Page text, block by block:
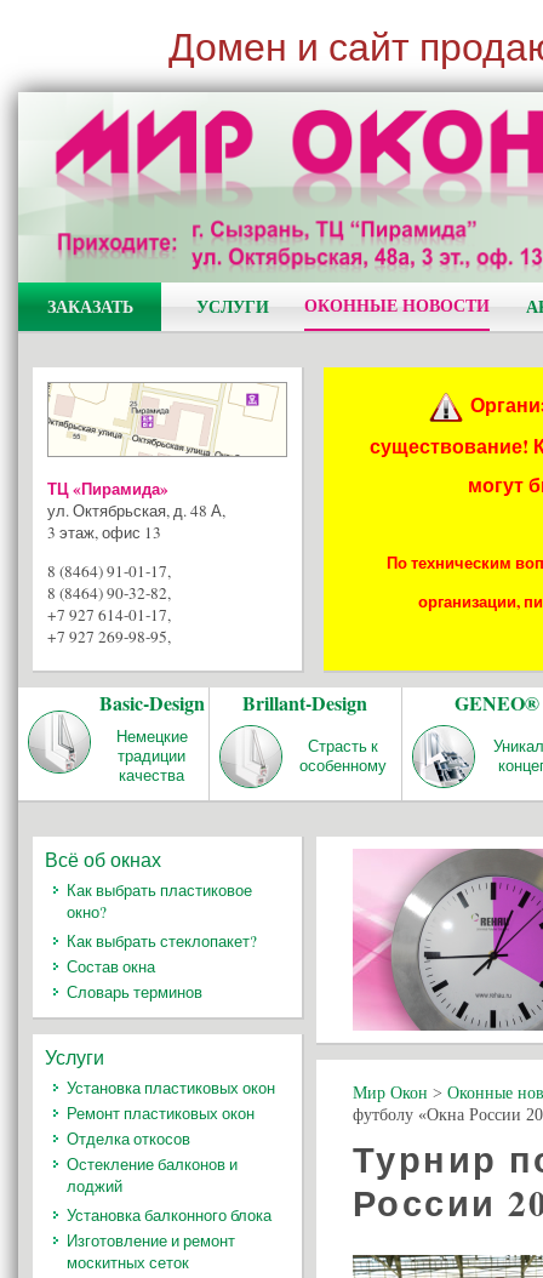
Домен и сайт
ЗАКАЗАТЬ УСЛУГИ ОКОННЫЕ НОВОСТИ
ТЦ «Пирамида»
ул. Октябрьская, д. 48 А,
3 этаж, офис 13
8 (8464) 91-01-17,
8 (8464) 90-32-82,
+7 927 614-01-17,
+7 927 269-98-95,
существование!
могут
По техническим
организации,
Basic-Design
Немецкие
традиции
качества
Brillant-Design
Страсть к
особенному
GENEO®
Мир Окон > Оконные
футболу «Окна России
Турнир
России
Всё об окнах
Как выбрать пластиковое
окно?
Как выбрать стеклопакет?
Состав окна
Словарь терминов
Услуги
Установка пластиковых окон
Ремонт пластиковых окон
Отделка откосов
Остекление балконов и
лоджий
Установка балконного блока
Изготовление и ремонт
москитных сеток